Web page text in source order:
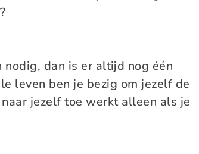
nodig, dan is er altijd nog één
leven ben je bezig om jezelf de
jezelf toe werkt alleen als je